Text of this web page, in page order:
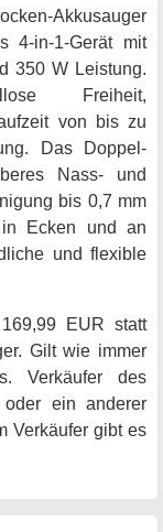
Akkusauger
4-in-1-Gerät mit
350 W Leistung.
Freiheit,
von bis zu
Das Doppel-
Nass- und
bis 0,7 mm
Ecken und an
und flexible
EUR statt
Gilt wie immer
Verkäufer des
oder ein anderer
Verkäufer gibt es